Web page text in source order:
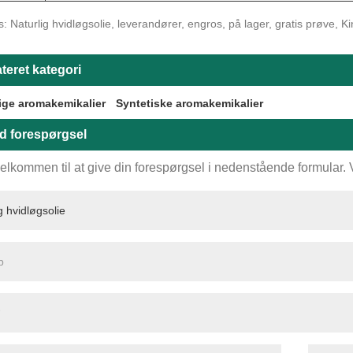
Naturlig hvidløgsolie, leverandører, engros, på lager, gratis prøve,
kategori
aromakemikalier Syntetiske aromakemikalier
forespørgsel
til at give din forespørgsel i nedenstående formular.